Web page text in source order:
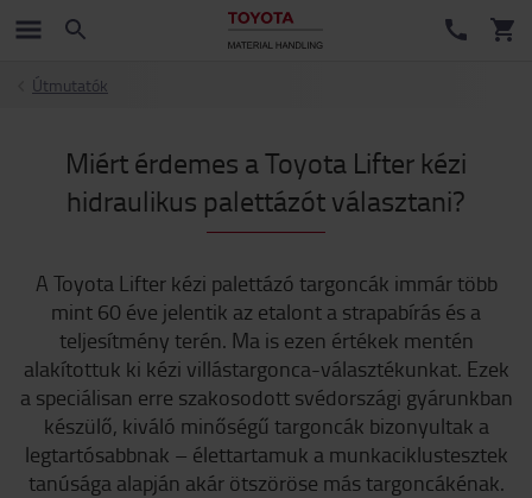
Útmutatók
Miért érdemes a Toyota Lifter kézi
hidraulikus palettázót választani?
A Toyota Lifter kézi palettázó targoncák immár több
mint 60 éve jelentik az etalont a strapabírás és a
teljesítmény terén. Ma is ezen értékek mentén
alakítottuk ki kézi villástargonca-választékunkat. Ezek
a speciálisan erre szakosodott svédországi gyárunkban
készülő, kiváló minőségű targoncák bizonyultak a
legtartósabbnak – élettartamuk a munkaciklustesztek
tanúsága alapján akár ötszöröse más targoncákénak.